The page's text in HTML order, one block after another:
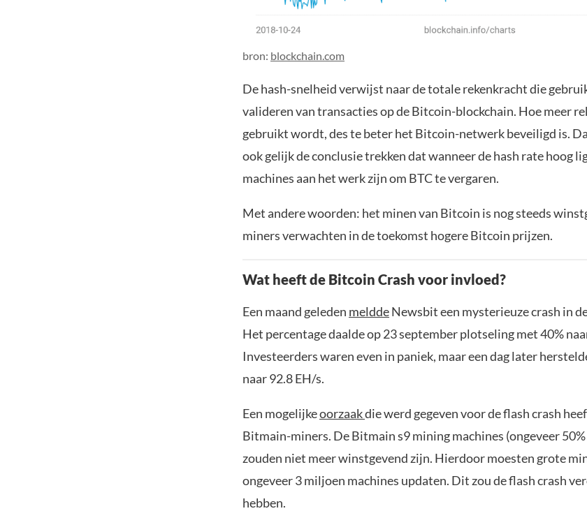
bron: blockchain.com
De hash-snelheid verwijst naar de totale rekenkracht die
valideren van transacties op de Bitcoin-blockchain. Hoe meer
gebruikt wordt, des te beter het Bitcoin-netwerk beveiligd is.
ook gelijk de conclusie trekken dat wanneer de hash rate hoog
machines aan het werk zijn om BTC te vergaren.
Met andere woorden: het minen van Bitcoin is nog steeds
miners verwachten in de toekomst hogere Bitcoin prijzen.
Wat heeft de Bitcoin Crash voor invloed?
Een maand geleden melddeNewsbit een mysterieuze crash in
Het percentage daalde op 23 september plotseling met 40%
Investeerders waren even in paniek, maar een dag later
naar 92.8 EH/s.
Een mogelijkeoorzaakdie werd gegeven voor de flash crash
Bitmain-miners. De Bitmain s9 mining machines (ongeveer
zouden niet meer winstgevend zijn. Hierdoor moesten grote
ongeveer 3 miljoen machines updaten. Dit zou de flash crash
hebben.